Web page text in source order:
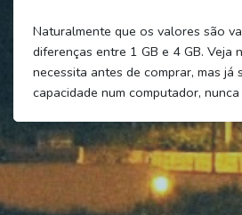
Naturalmente que os valores são
diferenças entre 1 GB e 4 GB. Veja
necessita antes de comprar, mas já
capacidade num computador,